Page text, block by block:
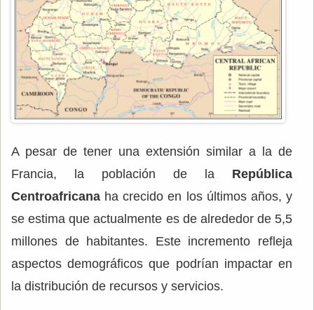
A pesar de tener una extensión similar a la de
Francia, la población de la República
Centroafricana ha crecido en los últimos años, y
se estima que actualmente es de alrededor de 5,5
millones de habitantes. Este incremento refleja
aspectos demográficos que podrían impactar en
la distribución de recursos y servicios.